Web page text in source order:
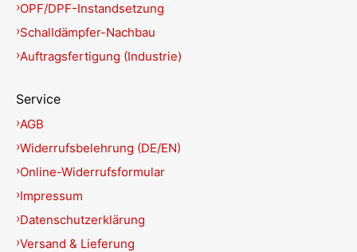
OPF/DPF-Instandsetzung
Schalldämpfer-Nachbau
Auftragsfertigung (Industrie)
Service
AGB
Widerrufsbelehrung (DE/EN)
Online-Widerrufsformular
Impressum
Datenschutzerklärung
Versand & Lieferung